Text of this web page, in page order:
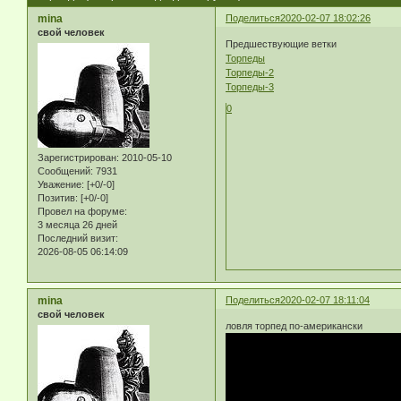
Поделиться2020-02-07 18:02:26
mina
свой человек
Зарегистрирован: 2010-05-10
Сообщений: 7931
Уважение: [+0/-0]
Позитив: [+0/-0]
Провел на форуме:
3 месяца 26 дней
Последний визит:
2026-08-05 06:14:09
Предшествующие ветки
Торпеды
Торпеды-2
Торпеды-3
0
Поделиться2020-02-07 18:11:04
mina
свой человек
ловля торпед по-американски